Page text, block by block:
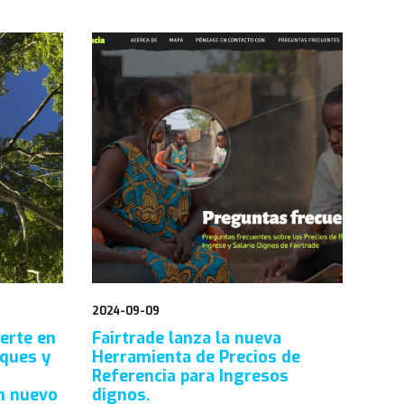
en
y
nuevo
2024-09-09
Fairtrade lanza la nueva
Herramienta de Precios de
Referencia para Ingresos
dignos.